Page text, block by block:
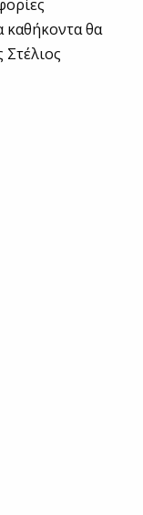
καθήκοντα θα